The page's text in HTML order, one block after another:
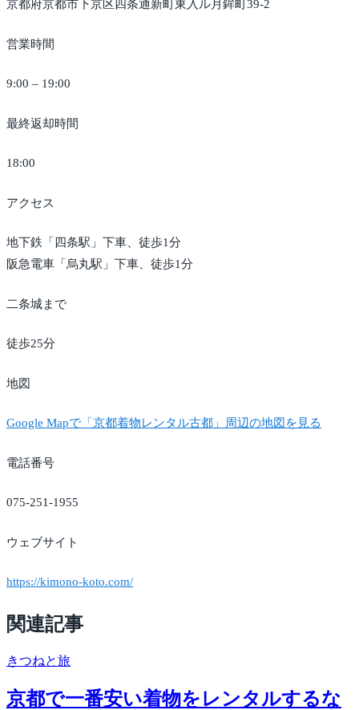
京都府京都市下京区四条通新町東入ル月鉾町39-2
営業時間
9:00 – 19:00
最終返却時間
18:00
アクセス
地下鉄「四条駅」下車、徒歩1分
阪急電車「烏丸駅」下車、徒歩1分
二条城まで
徒歩25分
地図
Google Mapで「京都着物レンタル古都」周辺の地図を見る
電話番号
075-251-1955
ウェブサイト
https://kimono-koto.com/
関連記事
きつねと旅
京都で一番安い着物をレンタルするな